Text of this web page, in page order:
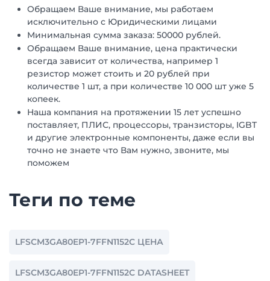
Обращаем Ваше внимание, мы работаем
исключительно с Юридическими лицами
Минимальная сумма заказа: 50000 рублей.
Обращаем Ваше внимание, цена практически
всегда зависит от количества, например 1
резистор может стоить и 20 рублей при
количестве 1 шт, а при количестве 10 000 шт уже 5
копеек.
Наша компания на протяжении 15 лет успешно
поставляет, ПЛИС, процессоры, транзисторы, IGBT
и другие электронные компоненты, даже если вы
точно не знаете что Вам нужно, звоните, мы
поможем
Теги по теме
LFSCM3GA80EP1-7FFN1152C ЦЕНА
LFSCM3GA80EP1-7FFN1152C DATASHEET